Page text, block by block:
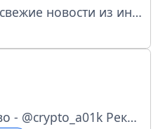
Максимально свежие новости из индустрии криптовалют. По рекламе: @kaguya109
Сотрудничество - @crypto_a01k Рекламу другим тг каналам не продаем. Готовы сотрудничать только с крипто проектами.